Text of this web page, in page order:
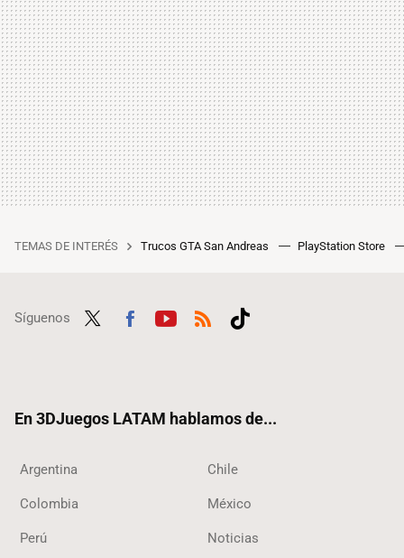
TEMAS DE INTERÉS Trucos GTA San Andreas PlayStation Store
Síguenos
En 3DJuegos LATAM hablamos de...
Argentina Chile
Colombia México
Perú Noticias